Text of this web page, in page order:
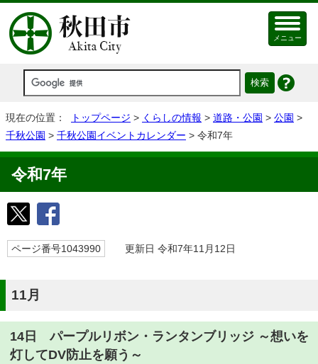
メニュー
現在の位置： トップページ > くらしの情報 > 道路・公園 > 公園 >
千秋公園 > 千秋公園イベントカレンダー > 令和7年
令和7年
ページ番号1043990 更新日 令和7年11月12日
11月
14日 パープルリボン・ランタンブリッジ ～想いを
灯してDV防止を願う～